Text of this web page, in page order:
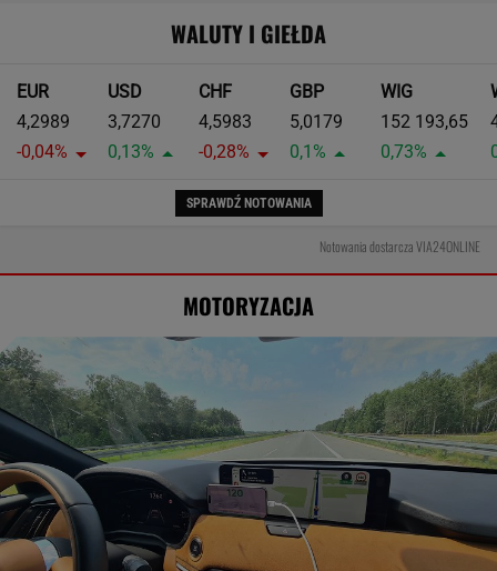
WALUTY I GIEŁDA
EUR
4,2989
-0,04%
USD
3,7270
0,13%
CHF
4,5983
-0,28%
GBP
5,0179
0,1%
WIG
152 193,65
0,73%
SPRAWDŹ NOTOWANIA
Notowania dostarcza VIA24ONLINE
MOTORYZACJA